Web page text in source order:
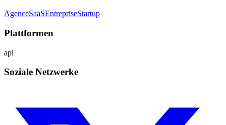
AgenceSaaSEntrepriseStartup
Plattformen
api
Soziale Netzwerke